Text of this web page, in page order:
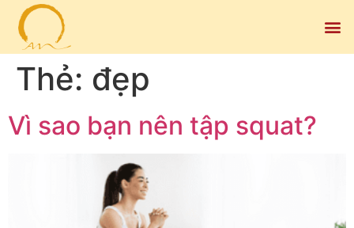
Thẻ: đẹp
Vì sao bạn nên tập squat?